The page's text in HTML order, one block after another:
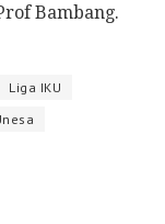
Bambang.
Liga IKU